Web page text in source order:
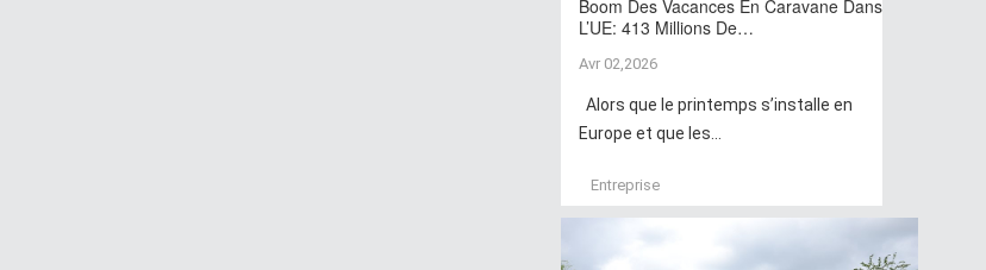
Boom Des Vacances En Caravane Dans
L’UE: 413 Millions De…
Avr 02,2026
Alors que le printemps s’installe en
Europe et que les...
Entreprise